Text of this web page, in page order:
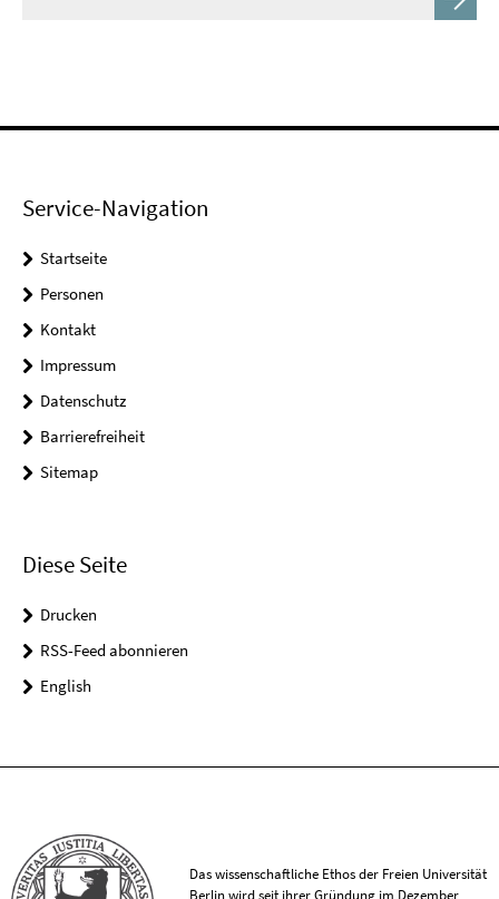
Service-Navigation
Startseite
Personen
Kontakt
Impressum
Datenschutz
Barrierefreiheit
Sitemap
Diese Seite
Drucken
RSS-Feed abonnieren
English
Das wissenschaftliche Ethos der Freien Universität
Berlin wird seit ihrer Gründung im Dezember